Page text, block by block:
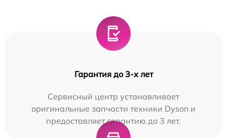
Гарантия до 3-х лет
Сервисный центр устанавливает
оригинальные запчасти техники Dyson и
предоставляет гарантию до 3 лет.